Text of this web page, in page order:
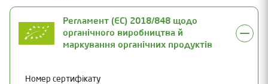
Регламент (ЄС) 2018/848 щодо
органічного виробництва й
маркування органічних продуктів
Номер сертифікату